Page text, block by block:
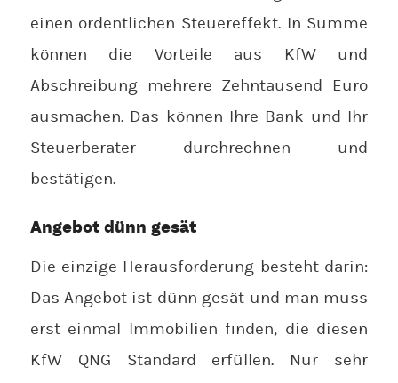
einen ordentlichen Steuereffekt. In Summe
können die Vorteile aus KfW und
Abschreibung mehrere Zehntausend Euro
ausmachen. Das können Ihre Bank und Ihr
Steuerberater durchrechnen und
bestätigen.
Angebot dünn gesät
Die einzige Herausforderung besteht darin:
Das Angebot ist dünn gesät und man muss
erst einmal Immobilien finden, die diesen
KfW QNG Standard erfüllen. Nur sehr